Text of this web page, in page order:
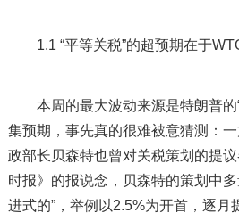
1.1 “平等关税”的超预期在于
本周的最大波动来源是特朗普的“
集预期，事先真的很难被意猜测：
政部长贝森特也曾对关税策划的提
时报》的报说念，贝森特的策划中
进式的”，举例以2.5%为开首，逐月